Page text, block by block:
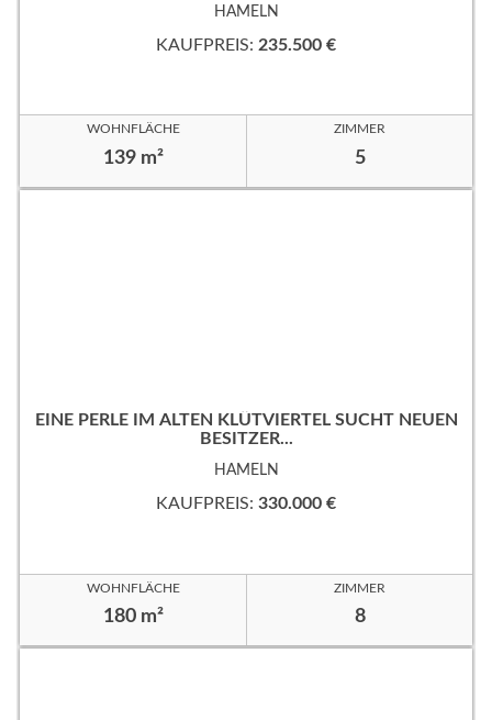
HAMELN
KAUFPREIS: 235.500 €
WOHNFLÄCHE
139 m²
ZIMMER
5
EINE PERLE IM ALTEN KLÜTVIERTEL SUCHT NEUEN
BESITZER...
HAMELN
KAUFPREIS: 330.000 €
WOHNFLÄCHE
180 m²
ZIMMER
8